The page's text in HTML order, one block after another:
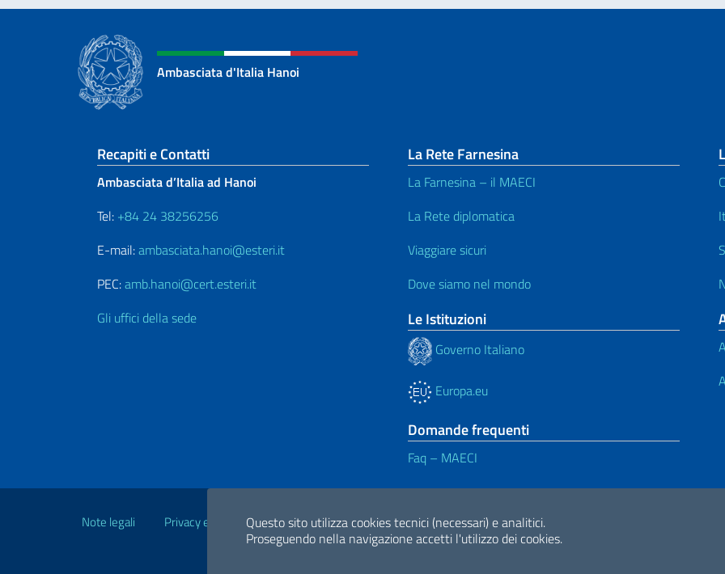
Questo sito utilizza cookies tecnici (necessari) e analitici.
Proseguendo nella navigazione accetti l'utilizzo dei cookies.
Ambasciata d'Italia Hanoi
Sezione footer
Recapiti e Contatti
Ambasciata d’Italia ad Hanoi
Tel: +84 24 38256256
E-mail:ambasciata.hanoi@esteri.it
PEC:amb.hanoi@cert.esteri.it
Gli uffici della sede
La Rete Farnesina
La Farnesina – il MAECI
La Rete diplomatica
Viaggiare sicuri
Dove siamo nel mondo
Le Istituzioni
Governo Italiano
Europa.eu
Domande frequenti
Faq – MAECI
Note legali Privacy e cookie policy Dichiarazione di accessibilità
2026 Copyright